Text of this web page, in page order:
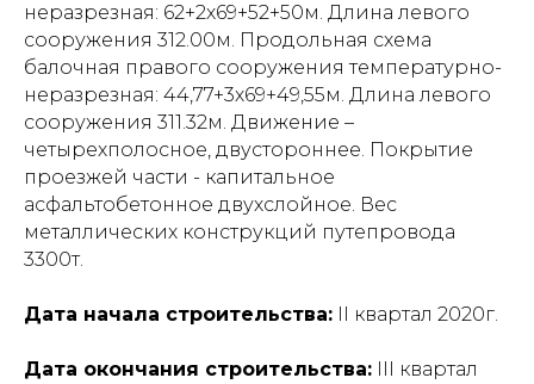
неразрезная: 62+2х69+52+50м. Длина левого
сооружения 312.00м. Продольная схема
балочная правого сооружения температурно-
неразрезная: 44,77+3х69+49,55м. Длина левого
сооружения 311.32м. Движение –
четырехполосное, двустороннее. Покрытие
проезжей части - капитальное
асфальтобетонное двухслойное. Вес
металлических конструкций путепровода
3300т.
Дата начала строительства: II квартал 2020г.
Дата окончания строительства: III квартал